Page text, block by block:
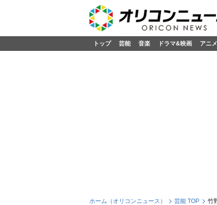
トップ 芸能 音楽 ドラマ&映画 アニ
ホーム（オリコンニュース） 芸能 TOP 竹